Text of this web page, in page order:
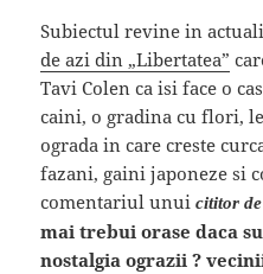
Subiectul revine in
de azi din „Libertatea”
Tavi Colen ca isi face o
caini, o gradina cu flori,
ograda in care creste
fazani, gaini japoneze si
comentariul unuicititor
mai trebui orase daca
nostalgia ograzii ?